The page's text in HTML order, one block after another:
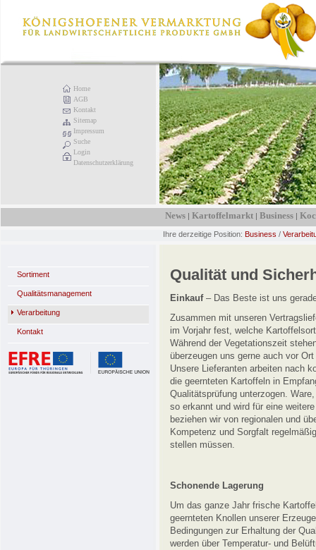
Home
AGB
Kontakt
Sitemap
Impressum
Suche
Login
Datenschutzerklärung
News | Kartoffelmarkt | Business |
Ihre derzeitige Position: Business /
Sortiment
Qualitätsmanagement
Verarbeitung
Kontakt
Qualität und
Einkauf – Das Beste ist uns
Zusammen mit unseren
im Vorjahr fest, welche
Während der Vegetationszeit
überzeugen uns gerne auch vor
Unsere Lieferanten arbeiten nach
die geernteten Kartoffeln in
Qualitätsprüfung unterzogen.
so erkannt und wird für eine
beziehen wir von regionalen und
Kompetenz und Sorgfalt
stellen müssen.
Schonende Lagerung
Um das ganze Jahr frische
geernteten Knollen unserer
Bedingungen zur Erhaltung der
werden über Temperatur- und